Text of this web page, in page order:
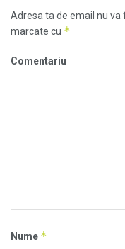
Adresa ta de email nu va
marcate cu *
Comentariu
Nume *